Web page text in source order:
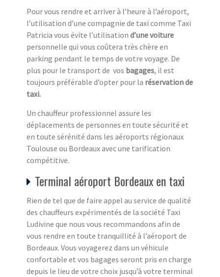
Pour vous rendre et arriver à l’heure à l’aéroport,
l’utilisation d’une compagnie de taxi comme Taxi
Patricia vous évite l’utilisation d’une voiture
personnelle qui vous coûtera très chère en
parking pendant le temps de votre voyage. De
plus pour le transport de vos bagages, il est
toujours préférable d’opter pour la réservation de
taxi.
Un chauffeur professionnel assure les
déplacements de personnes en toute sécurité et
en toute sérénité dans les aéroports régionaux
Toulouse ou Bordeaux avec une tarification
compétitive.
Terminal aéroport Bordeaux en taxi
Rien de tel que de faire appel au service de qualité
des chauffeurs expérimentés de la société Taxi
Ludivine que nous vous recommandons afin de
vous rendre en toute tranquillité à l’aéroport de
Bordeaux. Vous voyagerez dans un véhicule
confortable et vos bagages seront pris en charge
depuis le lieu de votre choix jusqu’à votre terminal